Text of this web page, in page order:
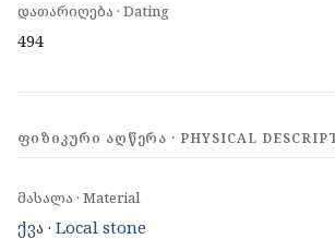
დათარიღება · Dating
494
ᲤᲘᲖᲘᲙᲣᲠᲘ ᲐᲦᲬᲔᲠᲐ · PHYSICAL
მასალა · Material
ქვა · Local stone